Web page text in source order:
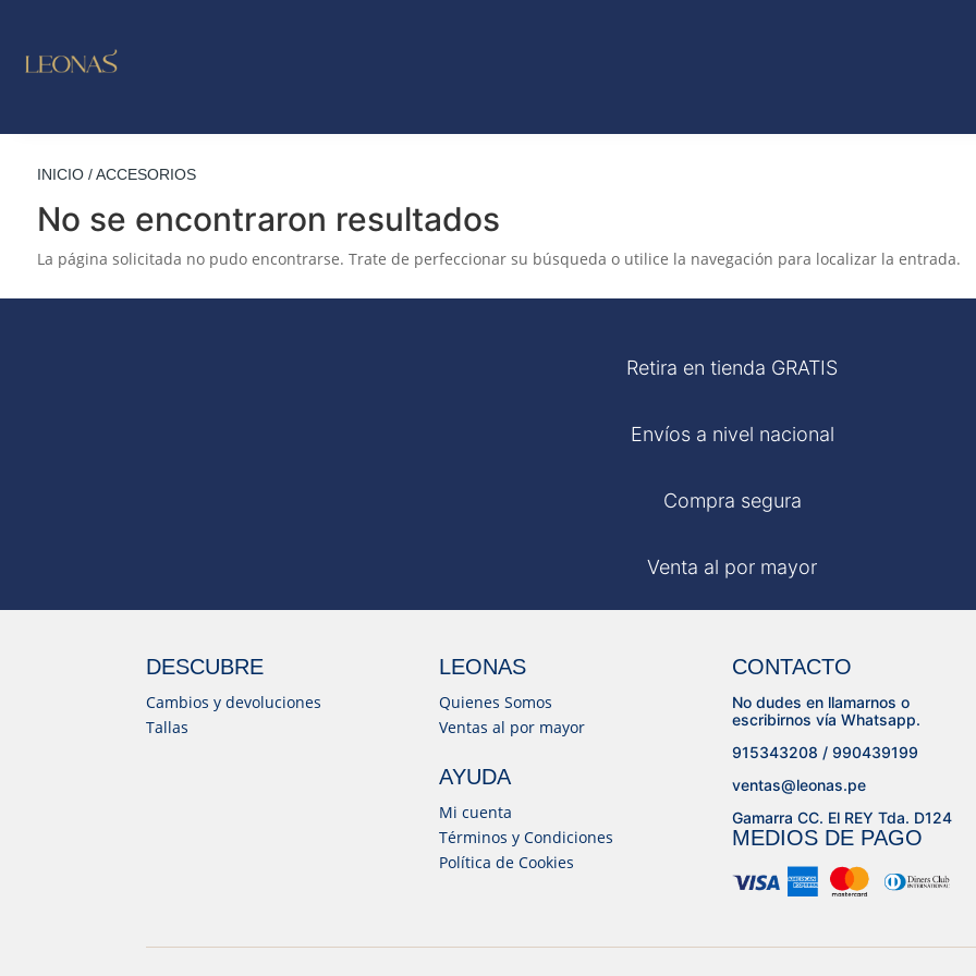
INICIO/ ACCESORIOS
No se encontraron resultados
La página solicitada no pudo encontrarse. Trate de perfeccionar su búsqueda o utilice la navegación para localizar la entrada.
Retira en tienda GRATIS
Envíos a nivel nacional
Compra segura
Venta al por mayor
DESCUBRE
Cambios y devoluciones
Tallas
LEONAS
Quienes Somos
Ventas al por mayor
AYUDA
Mi cuenta
Términos y Condiciones
Política de Cookies
CONTACTO
No dudes en llamarnos o
escribirnos vía Whatsapp.
915343208 / 990439199
ventas@leonas.pe
Gamarra CC. El REY Tda. D124
MEDIOS DE PAGO